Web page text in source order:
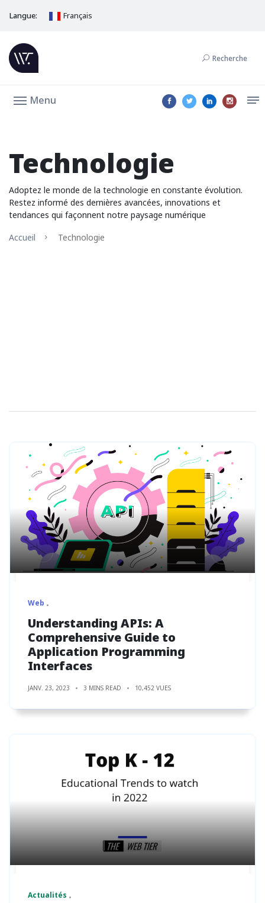
Langue: Français
Recherche
Menu
Technologie
Adoptez le monde de la technologie en constante évolution.
Restez informé des dernières avancées, innovations et
tendances qui façonnent notre paysage numérique
Accueil
Technologie
Web
Understanding APIs: A
Comprehensive Guide to
Application Programming
Interfaces
JANV. 23, 2023 3 MINS READ 10,452 VUES
Actualités